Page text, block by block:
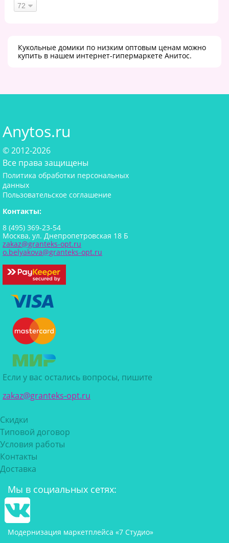
Кукольные домики по низким оптовым ценам можно
купить в нашем интернет-гипермаркете Анитос.
Anytos.ru
© 2012-2026
Все права защищены
Политика обработки персональных
данных
Пользовательское соглашение
Контакты:
8 (495) 369-23-54
Москва, ул. Днепропетровская 18 Б
zakaz@granteks-opt.ru
o.belyakova@granteks-opt.ru
Если у вас остались вопросы, пишите
zakaz@granteks-opt.ru
Скидки
Типовой договор
Условия работы
Контакты
Доставка
Мы в социальных сетях:
Модернизация маркетплейса «7 Студио»